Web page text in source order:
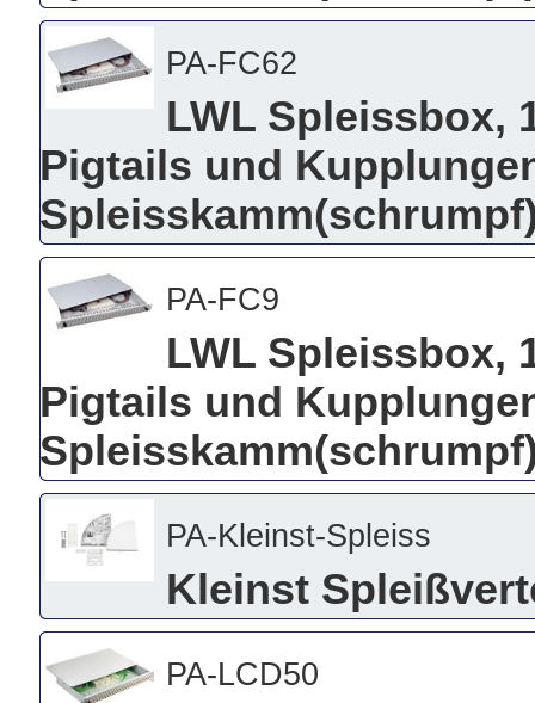
PA-FC62
LWL Spleissbox,
Pigtails und
PA-FC9
LWL Spleissbox,
Pigtails und
PA-Kleinst-Spleiss
Kleinst
PA-LCD50